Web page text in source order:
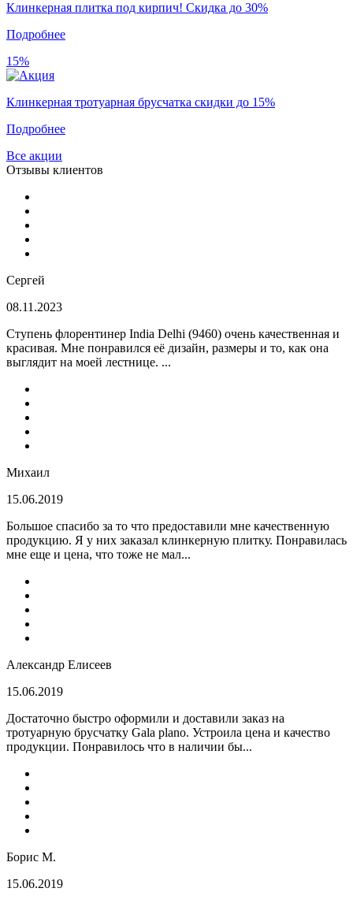
Клинкерная плитка под кирпич! Скидка до 30%
Подробнее
15%
Клинкерная тротуарная брусчатка скидки до 15%
Подробнее
Все акции
Отзывы клиентов
Сергей
08.11.2023
Ступень флорентинер India Delhi (9460) очень качественная и
красивая. Мне понравился её дизайн, размеры и то, как она
выглядит на моей лестнице. ...
Михаил
15.06.2019
Большое спасибо за то что предоставили мне качественную
продукцию. Я у них заказал клинкерную плитку. Понравилась
мне еще и цена, что тоже не мал...
Александр Елисеев
15.06.2019
Достаточно быстро оформили и доставили заказ на
тротуарную брусчатку Gala plano. Устроила цена и качество
продукции. Понравилось что в наличии бы...
Борис М.
15.06.2019